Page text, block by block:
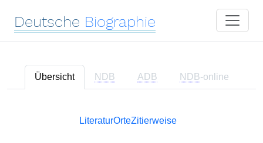
Deutsche Biographie
Übersicht NDB ADB NDB-online
LiteraturOrteZitierweise